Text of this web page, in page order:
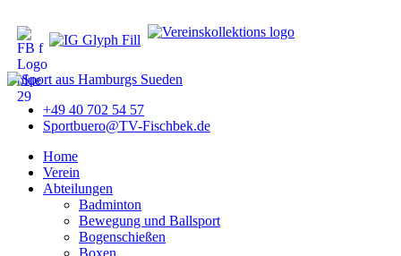
+49 40 702 54 57
Sportbuero@TV-Fischbek.de
Home
Verein
Abteilungen
Badminton
Bewegung und Ballsport
Bogenschießen
Boxen